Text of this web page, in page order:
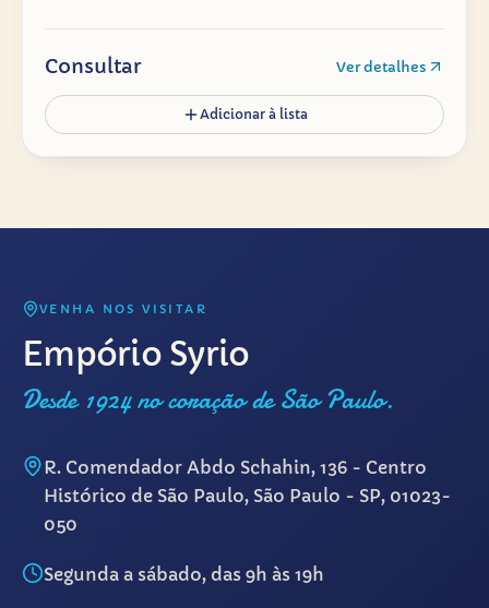
Consultar Ver detalhes
Adicionar à lista
VENHA NOS VISITAR
Empório Syrio
Desde 1924 no coração de São Paulo.
R. Comendador Abdo Schahin, 136 - Centro
Histórico de São Paulo, São Paulo - SP, 01023-
050
Segunda a sábado, das 9h às 19h